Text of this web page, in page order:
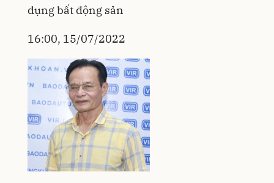
dụng bất động sản
16:00, 15/07/2022